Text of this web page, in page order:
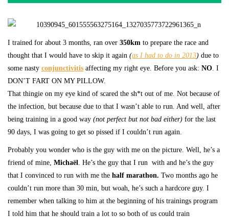
I trained for about 3 months, ran over 350km to prepare the race and
thought that I would have to skip it again (as I had to do in 2013) due to
some nasty conjunctivitis affecting my right eye. Before you ask: NO. I
DON’T FART ON MY PILLOW.
That thingie on my eye kind of scared the sh*t out of me. Not because of
the infection, but because due to that I wasn’t able to run. And well, after
being training in a good way (not perfect but not bad either) for the last
90 days, I was going to get so pissed if I couldn’t run again.
Probably you wonder who is the guy with me on the picture. Well, he’s a
friend of mine, Michaël. He’s the guy that I run with and he’s the guy
that I convinced to run with me the half marathon. Two months ago he
couldn’t run more than 30 min, but woah, he’s such a hardcore guy. I
remember when talking to him at the beginning of his trainings program
I told him that he should train a lot to so both of us could train